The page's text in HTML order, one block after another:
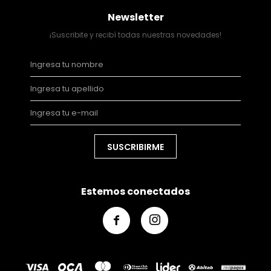
Newsletter
¡Suscribite y recibí todas nuestras novedades!
SUSCRIBIRME
Estemos conectados
 